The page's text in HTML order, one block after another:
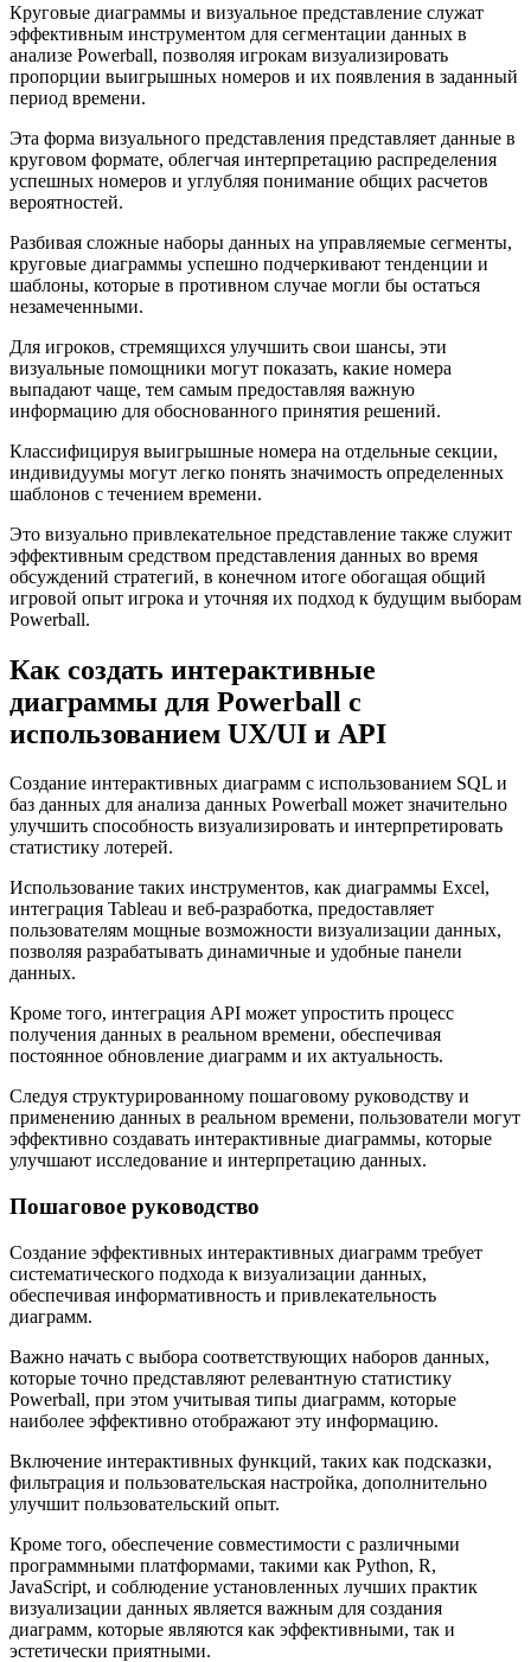
Круговые диаграммы и визуальное представление служат
эффективным инструментом для сегментации данных в
анализе Powerball, позволяя игрокам визуализировать
пропорции выигрышных номеров и их появления в заданный
период времени.
Эта форма визуального представления представляет данные в
круговом формате, облегчая интерпретацию распределения
успешных номеров и углубляя понимание общих расчетов
вероятностей.
Разбивая сложные наборы данных на управляемые сегменты,
круговые диаграммы успешно подчеркивают тенденции и
шаблоны, которые в противном случае могли бы остаться
незамеченными.
Для игроков, стремящихся улучшить свои шансы, эти
визуальные помощники могут показать, какие номера
выпадают чаще, тем самым предоставляя важную
информацию для обоснованного принятия решений.
Классифицируя выигрышные номера на отдельные секции,
индивидуумы могут легко понять значимость определенных
шаблонов с течением времени.
Это визуально привлекательное представление также служит
эффективным средством представления данных во время
обсуждений стратегий, в конечном итоге обогащая общий
игровой опыт игрока и уточняя их подход к будущим выборам
Powerball.
Как создать интерактивные
диаграммы для Powerball с
использованием UX/UI и API
Создание интерактивных диаграмм с использованием SQL и
баз данных для анализа данных Powerball может значительно
улучшить способность визуализировать и интерпретировать
статистику лотерей.
Использование таких инструментов, как диаграммы Excel,
интеграция Tableau и веб-разработка, предоставляет
пользователям мощные возможности визуализации данных,
позволяя разрабатывать динамичные и удобные панели
данных.
Кроме того, интеграция API может упростить процесс
получения данных в реальном времени, обеспечивая
постоянное обновление диаграмм и их актуальность.
Следуя структурированному пошаговому руководству и
применению данных в реальном времени, пользователи могут
эффективно создавать интерактивные диаграммы, которые
улучшают исследование и интерпретацию данных.
Пошаговое руководство
Создание эффективных интерактивных диаграмм требует
систематического подхода к визуализации данных,
обеспечивая информативность и привлекательность
диаграмм.
Важно начать с выбора соответствующих наборов данных,
которые точно представляют релевантную статистику
Powerball, при этом учитывая типы диаграмм, которые
наиболее эффективно отображают эту информацию.
Включение интерактивных функций, таких как подсказки,
фильтрация и пользовательская настройка, дополнительно
улучшит пользовательский опыт.
Кроме того, обеспечение совместимости с различными
программными платформами, такими как Python, R,
JavaScript, и соблюдение установленных лучших практик
визуализации данных является важным для создания
диаграмм, которые являются как эффективными, так и
эстетически приятными.